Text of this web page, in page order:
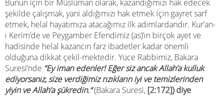
Bunun için bir Müslüman olarak, kazandığımızı hak edecek
şekilde çalışmak, yani aldığımızı hak etmek için gayret sarf
etmek, helal hayatımıza atacağımız ilk adımlardandır. Kur’an-
ı Kerim’de ve Peygamber Efendimiz (as)’ın birçok ayet ve
hadisinde helal kazancın farz ibadetler kadar önemli
olduğuna dikkat çekil-mektedir. Yüce Rabbimiz, Bakara
Suresi’nde “Ey iman edenler! Eğer siz ancak Allah’a kulluk
ediyorsanız, size verdiğimiz rızıkların iyi ve temizlerinden
yiyin ve Allah’a şükredin.“(Bakara Suresi, [2:172]) diye